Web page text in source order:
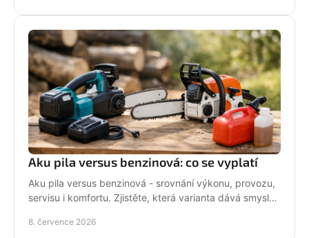
Aku pila versus benzinová: co se vyplatí
Aku pila versus benzinová - srovnání výkonu, provozu,
servisu i komfortu. Zjistěte, která varianta dává smysl
8. července 2026